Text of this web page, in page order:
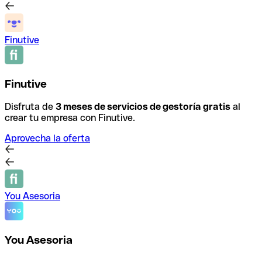
Finutive
Finutive
Disfruta de 3 meses de servicios de gestoría gratis al
crear tu empresa con Finutive.
Aprovecha la oferta
You Asesoria
You Asesoria